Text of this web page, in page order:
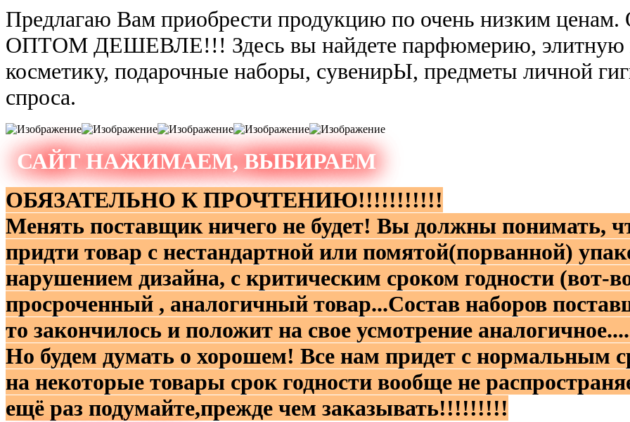
Предлагаю Вам приобрести продукцию по очень низким ценам.
ОПТОМ ДЕШЕВЛЕ!!! Здесь вы найдете парфюмерию, элитную
косметику, подарочные наборы, сувенирЫ, предметы личной
спроса.
САЙТ НАЖИМАЕМ, ВЫБИРАЕМ
ОБЯЗАТЕЛЬНО К ПРОЧТЕНИЮ!!!!!!!!!!!
Менять поставщик ничего не будет! Вы должны понимать,
придти товар с нестандартной или помятой(порванной)
нарушением дизайна, с критическим сроком годности (вот-
просроченный , аналогичный товар...Состав наборов
то закончилось и положит на свое усмотрение
Но будем думать о хорошем! Все нам придет с нормальным
на некоторые товары срок годности вообще не
ещё раз подумайте,прежде чем заказывать!!!!!!!!!